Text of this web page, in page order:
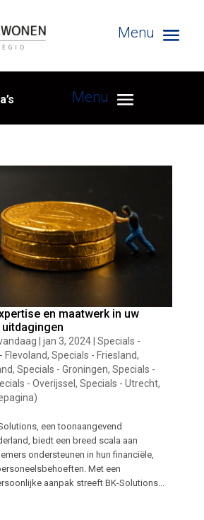
en maatwerk in uw
jan 3, 2024| Specials -
Flevoland, Specials - Friesland,
, Specials - Groningen, Specials -
- Overijssel , Specials - Utrecht,
een toonaangevend
biedt een breed scala aan
ondersteunen in hun financiële,
Met een
aanpak streeft BK-Solutions...